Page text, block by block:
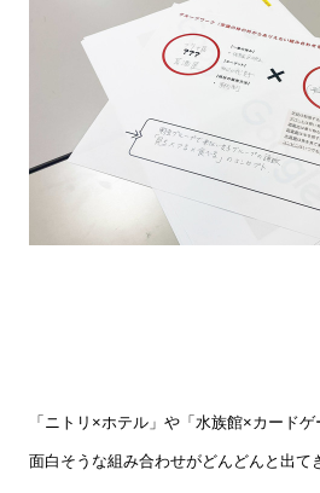
「ニトリ×ホテル」や「水族館×カード
面白そうな組み合わせがどんどんと出て